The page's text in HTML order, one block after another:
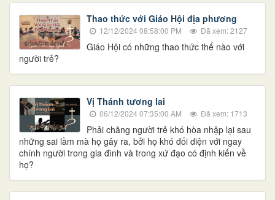
Thao thức với Giáo Hội địa phương
12/12/2024 08:58:00 PM Đã xem: 2127
Giáo Hội có những thao thức thế nào với
người trẻ?
Vị Thánh tương lai
06/12/2024 07:35:00 AM Đã xem: 1713
Phải chăng người trẻ khó hòa nhập lại sau
những sai lầm mà họ gây ra, bởi họ khó đối diện với ngay
chính người trong gia đình và trong xứ đạo có định kiến về
họ?